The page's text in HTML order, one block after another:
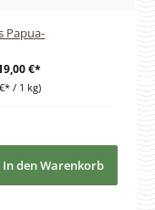
Papua-
€*
/ 1 kg)
In den Warenkorb